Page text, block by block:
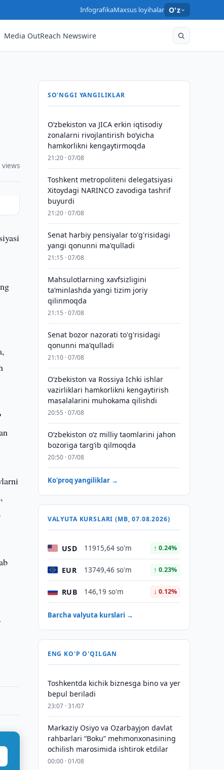
InfografikaMaxsus loyihalar O'z
Media OutReach Newswire
views
SO'NGGI YANGILIKLAR
Oʻzbekiston va JICA erkin iqtisodiy
zonalarni rivojlantirish boʻyicha
hamkorlikni kengaytirmoqda
21:20 · 07/08
Toshkent metropoliteni delegatsiyasi
Xitoydagi NARINCO zavodiga tashrif
buyurdi
21:20 · 07/08
Senat harbiy pensiyalar to'g'risidagi
yangi qonunni ma'qulladi
21:15 · 07/08
Mahsulotlarning xavfsizligini
taʼminlashda yangi tizim joriy
qilinmoqda
21:15 · 07/08
Senat bozor nazorati to'g'risidagi
qonunni ma'qulladi
21:10 · 07/08
Oʻzbekiston va Rossiya Ichki ishlar
vazirliklari hamkorlikni kengaytirish
masalalarini muhokama qilishdi
20:55 · 07/08
Oʻzbekiston oʻz milliy taomlarini jahon
bozoriga targʻib qilmoqda
20:50 · 07/08
Ko'proq yangiliklar →
VALYUTA KURSLARI (MB, 07.08.2026)
USD 11915,64 so'm ↑ 0.24%
EUR 13749,46 so'm ↑ 0.23%
RUB 146,19 so'm ↓ 0.12%
Barcha valyuta kurslari →
ENG KO'P O'QILGAN
Toshkentda kichik biznesga bino va yer
bepul beriladi
23:07 · 31/07
Markaziy Osiyo va Ozarbayjon davlat
rahbarlari “Boku” mehmonxonasining
ochilish marosimida ishtirok etdilar
00:00 · 01/08